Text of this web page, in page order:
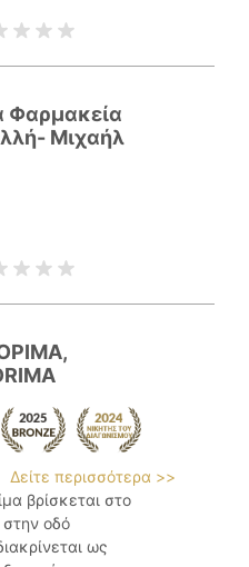
Φαρμακεία
Μιχαήλ
Δείτε περισσότερα >>
βρίσκεται στο
οδό
ως